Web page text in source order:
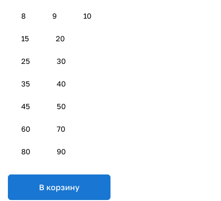
8 9 10
15 20
25 30
35 40
45 50
60 70
80 90
В корзину